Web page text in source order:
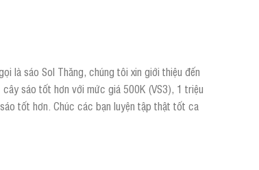
là sáo Sol Thăng, chúng tôi xin giới thiệu đến
sáo tốt hơn với mức giá 500K (VS3), 1 triệu
tốt hơn. Chúc các bạn luyện tập thật tốt ca